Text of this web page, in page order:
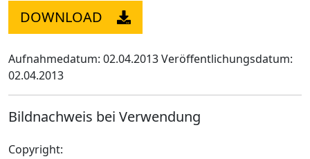
DOWNLOAD
Aufnahmedatum: 02.04.2013Veröffentlichungsdatum:
02.04.2013
Bildnachweis bei Verwendung
Copyright: